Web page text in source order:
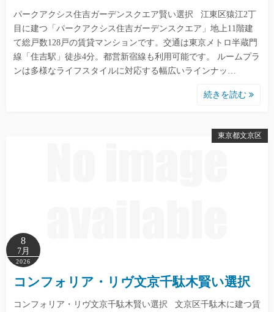
パークアクシス住吉ガーデンスクエア賢い選択 江東区猿江2丁
目に建つ「パークアクシス住吉ガーデンスクエア」地上11階建
て総戸数128戸の賃貸マンションです。交通は東京メトロ半蔵門
線「住吉駅」徒歩4分。都営新宿線も利用可能です。 ルームプラ
ンは多様なライフスタイルに対応する幅広いラインナッ…
続きを読む
東京都文京区
8
7月
2026
コンフォリア・リヴ文京千駄木賢い選択
コンフォリア・リヴ文京千駄木賢い選択 文京区千駄木に建つ賃